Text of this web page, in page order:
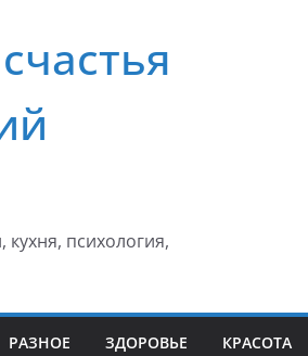
кухня, психология,
РАЗНОЕ ЗДОРОВЬЕ КРАСОТА